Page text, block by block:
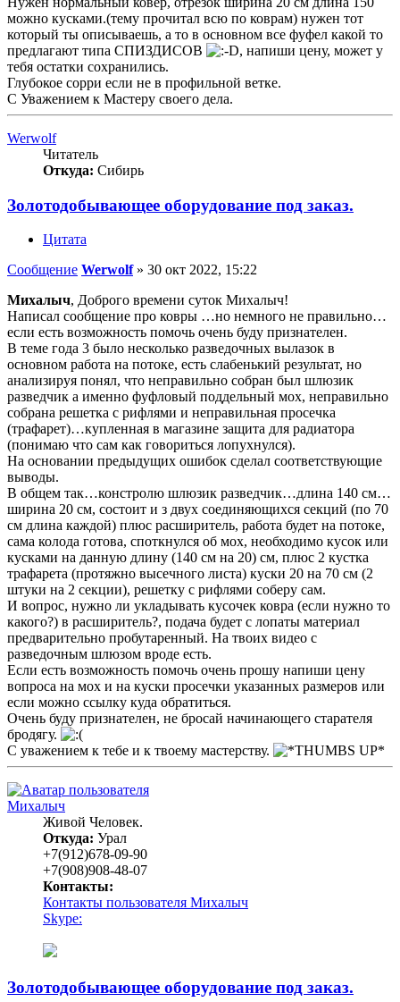
можно кусками.(тему прочитал всю по коврам) нужен тот
который ты описываешь, а то в основном все фуфел какой то
предлагают типа СПИЗДИСОВ
, напиши цену, может у
тебя остатки сохранились.
Глубокое сорри если не в профильной ветке.
С Уважением к Мастеру своего дела.
Werwolf
Читатель
Откуда: Сибирь
Золотодобывающее оборудование под заказ.
Цитата
Сообщение Werwolf» 30 окт 2022, 15:22
Михалыч, Доброго времени суток Михалыч!
Написал сообщение про ковры …но немного не правильно…
если есть возможность помочь очень буду признателен.
В теме года 3 было несколько разведочных вылазок в
основном работа на потоке, есть слабенький результат, но
анализируя понял, что неправильно собран был шлюзик
разведчик а именно фуфловый поддельный мох, неправильно
собрана решетка с рифлями и неправильная просечка
(трафарет)…купленная в магазине защита для радиатора
(понимаю что сам как говориться лопухнулся).
На основании предыдущих ошибок сделал соответствующие
выводы.
В общем так…констролю шлюзик разведчик…длина 140 см…
ширина 20 см, состоит и з двух соединяющихся секций (по 70
см длина каждой) плюс расширитель, работа будет на потоке,
сама колода готова, споткнулся об мох, необходимо кусок или
кусками на данную длину (140 см на 20) см, плюс 2 кустка
трафарета (протяжно высечного листа) куски 20 на 70 см (2
штуки на 2 секции), решетку с рифлями соберу сам.
И вопрос, нужно ли укладывать кусочек ковра (если нужно то
какого?) в расширитель?, подача будет с лопаты материал
предварительно пробутаренный. На твоих видео с
разведочным шлюзом вроде есть.
Если есть возможность помочь очень прошу напиши цену
вопроса на мох и на куски просечки указанных размеров или
если можно ссылку куда обратиться.
Очень буду признателен, не бросай начинающего старателя
бродягу.
С уважением к тебе и к твоему мастерству.
Михалыч
Живой Человек.
Откуда: Урал
+7(912)678-09-90
+7(908)908-48-07
Контакты:
Контакты пользователя Михалыч
Skype:
Золотодобывающее оборудование под заказ.